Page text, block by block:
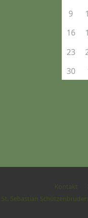
9
16
23
30
Kontakt
St. Sebastian